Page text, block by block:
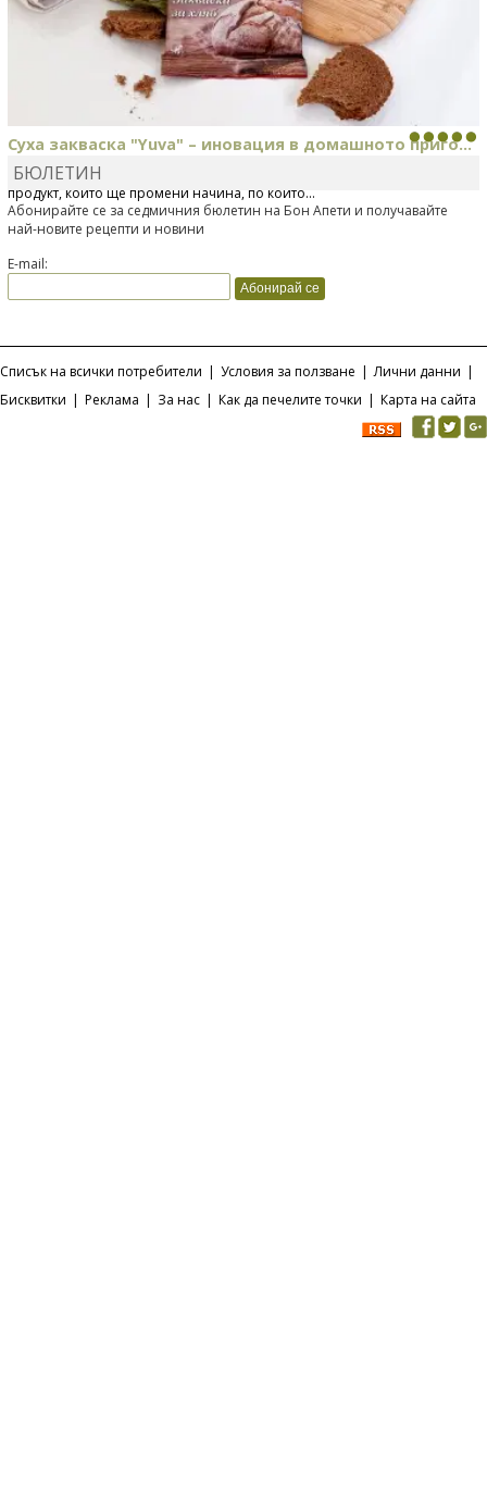
Суха закваска "Yuva" – иновация в домашното приго...
Отскоро Лесафр България стартира предлагането на изцяло нов
продукт, който ще промени начина, по който...
БЮЛЕТИН
Абонирайте се за седмичния бюлетин на Бон Апети и получавайте
най-новите рецепти и новини
E-mail:
Списък на всички потребители | Условия за ползване | Лични данни |
Бисквитки | Реклама | За нас | Как да печелите точки | Карта на сайта